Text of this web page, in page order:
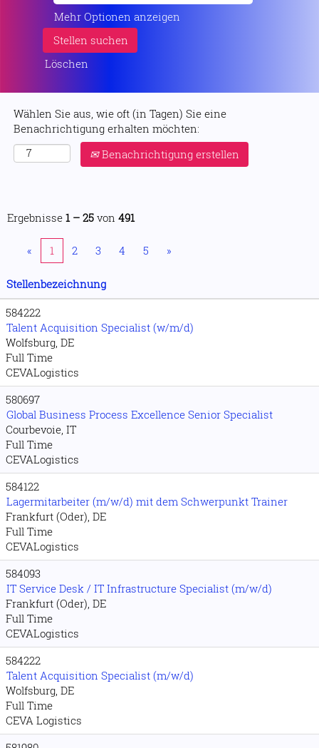
Mehr Optionen anzeigen
Löschen
Wählen Sie aus, wie oft (in Tagen) Sie eine
Benachrichtigung erhalten möchten:
Benachrichtigung erstellen
Ergebnisse 1 – 25 von 491
« 1 2 3 4 5 »
Stellenbezeichnung
584222
Talent Acquisition Specialist (w/m/d)
Wolfsburg, DE
Full Time
CEVALogistics
580697
Global Business Process Excellence Senior Specialist
Courbevoie, IT
Full Time
CEVALogistics
584122
Lagermitarbeiter (m/w/d) mit dem Schwerpunkt Trainer
Frankfurt (Oder), DE
Full Time
CEVALogistics
584093
IT Service Desk / IT Infrastructure Specialist (m/w/d)
Frankfurt (Oder), DE
Full Time
CEVALogistics
584222
Talent Acquisition Specialist (m/w/d)
Wolfsburg, DE
Full Time
CEVA Logistics